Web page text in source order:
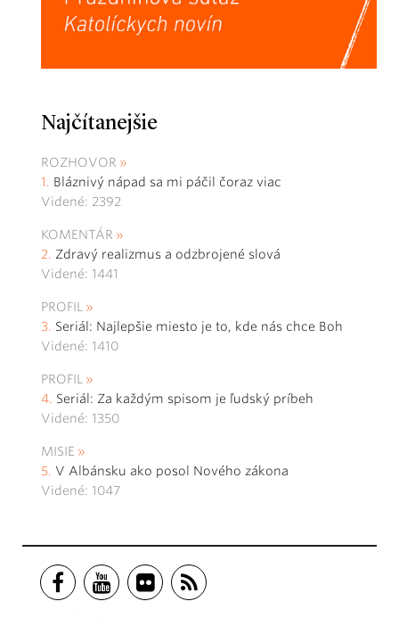
Najčítanejšie
ROZHOVOR
Bláznivý nápad sa mi páčil čoraz viac
Videné: 2392
KOMENTÁR
Zdravý realizmus a odzbrojené slová
Videné: 1441
PROFIL
Seriál: Najlepšie miesto je to, kde nás chce Boh
Videné: 1410
PROFIL
Seriál: Za každým spisom je ľudský príbeh
Videné: 1350
MISIE
V Albánsku ako posol Nového zákona
Videné: 1047